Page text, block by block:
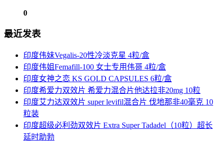
0
最近发表
印度伟妹Vegalis-20性冷淡克星 4粒/盒
印度伟姐Femafill-100 女士专用伟哥 4粒/盒
印度女神之恋 KS GOLD CAPSULES 6粒/盒
印度希爱力双效片 希爱力混合片他达拉非20mg 10粒
印度艾力达双效片 super levifil混合片 伐地那非40毫克 10
粒装
印度超级必利劲双效片 Extra Super Tadadel（10粒）超长
延时助勃